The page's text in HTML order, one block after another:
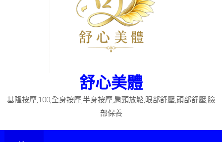
舒心美體
基隆按摩,100,全身按摩,半身按摩,肩頸放鬆,眼部舒壓,頭部舒壓,臉
部保養